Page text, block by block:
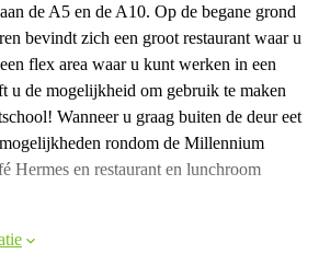
de A5 en de A10. Op de begane grond
bevindt zich een groot restaurant waar u
flex area waar u kunt werken in een
u de mogelijkheid om gebruik te maken
Wanneer u graag buiten de deur eet
rondom de Millennium
Hermes en restaurant en lunchroom